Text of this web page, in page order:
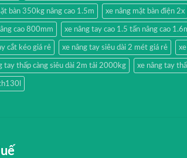
bàn 350kg nâng cao 1.5m xe nâng mặt bàn điện 2x
cao 800mm xe nâng tay cao 1.5 tấn nâng cao
cắt kéo giá rẻ xe nâng tay siêu dài 2 mét giá rẻ
tay thấp càng siêu dài 2m tải 2000kg xe nâng tay